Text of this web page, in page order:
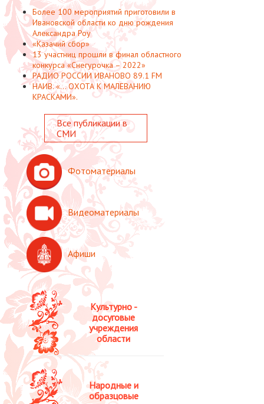
Культурно -
досуговые
учреждения
области
Народные и
образцовые
Более 100 мероприятий приготовили в
Ивановской области ко дню рождения
Александра Роу
«Казачий сбор»
13 участниц прошли в финал областного
конкурса «Снегурочка – 2022»
РАДИО РОССИИ ИВАНОВО 89.1 FM
НАИВ. «... ОХОТА К МАЛЕВАНИЮ
КРАСКАМИ».
Все публикации в
СМИ
Фотоматериалы
Видеоматериалы
Афиши